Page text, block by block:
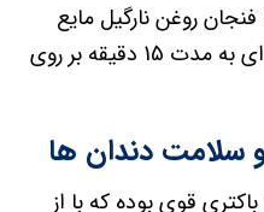
روغن نارگیل مایع
ترکیب کنید و در حرکات دایره ای به مدت 15 دقیقه بر روی
قوی بوده که با از